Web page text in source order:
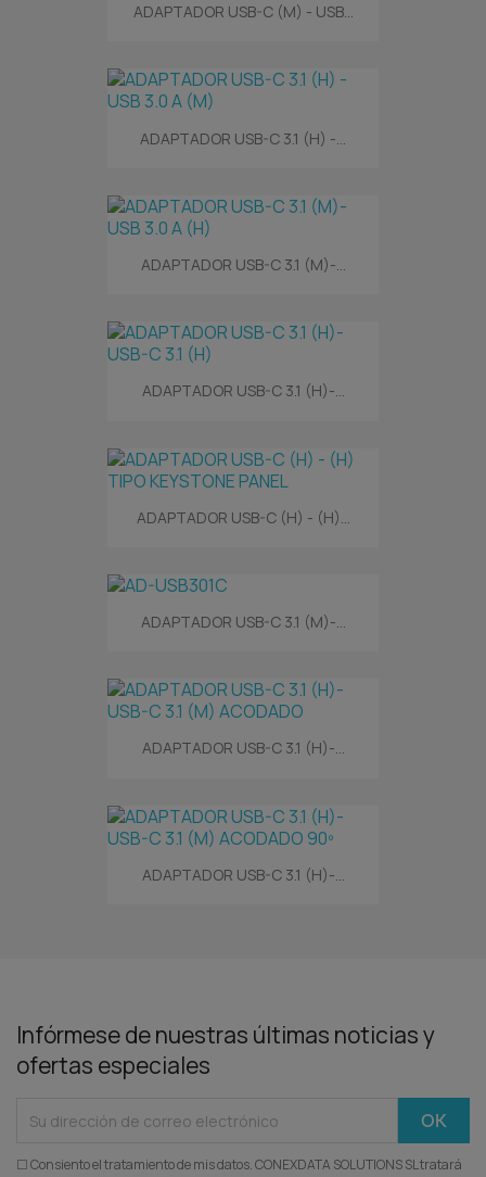
ADAPTADOR USB-C (M) - USB...
ADAPTADOR USB-C 3.1 (H) -...
ADAPTADOR USB-C 3.1 (M)-...
ADAPTADOR USB-C 3.1 (H)-...
ADAPTADOR USB-C (H) - (H)...
ADAPTADOR USB-C 3.1 (M)-...
ADAPTADOR USB-C 3.1 (H)-...
ADAPTADOR USB-C 3.1 (H)-...
Infórmese de nuestras últimas noticias y
ofertas especiales
☐ Consiento el tratamiento de mis datos. CONEXDATA SOLUTIONS SL tratará